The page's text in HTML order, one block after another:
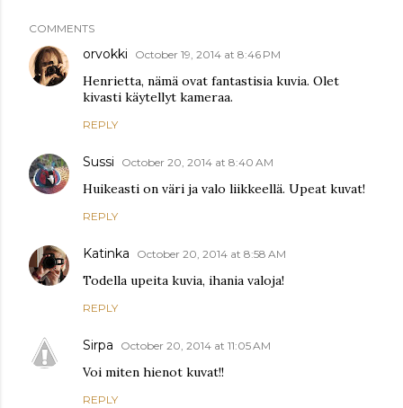
COMMENTS
orvokki October 19, 2014 at 8:46 PM
Henrietta, nämä ovat fantastisia kuvia. Olet
kivasti käytellyt kameraa.
REPLY
Sussi October 20, 2014 at 8:40 AM
Huikeasti on väri ja valo liikkeellä. Upeat kuvat!
REPLY
Katinka October 20, 2014 at 8:58 AM
Todella upeita kuvia, ihania valoja!
REPLY
Sirpa October 20, 2014 at 11:05 AM
Voi miten hienot kuvat!!
REPLY